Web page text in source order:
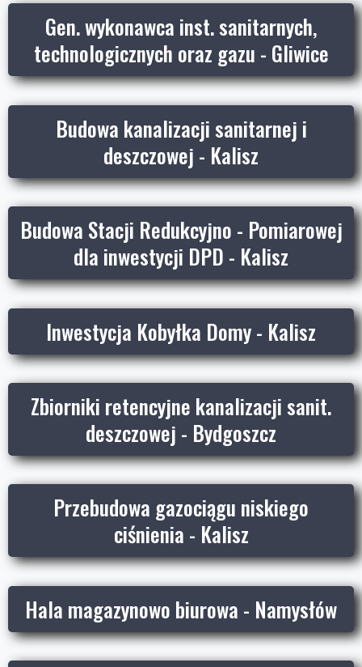
Gen. wykonawca inst. sanitarnych,
technologicznych oraz gazu - Gliwice
Budowa kanalizacji sanitarnej i
deszczowej - Kalisz
Budowa Stacji Redukcyjno - Pomiarowej
dla inwestycji DPD - Kalisz
Inwestycja Kobyłka Domy - Kalisz
Zbiorniki retencyjne kanalizacji sanit.
deszczowej - Bydgoszcz
Przebudowa gazociągu niskiego
ciśnienia - Kalisz
Hala magazynowo biurowa - Namysłów